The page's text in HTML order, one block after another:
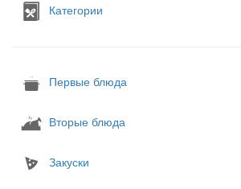
Категории
Первые блюда
Вторые блюда
Закуски